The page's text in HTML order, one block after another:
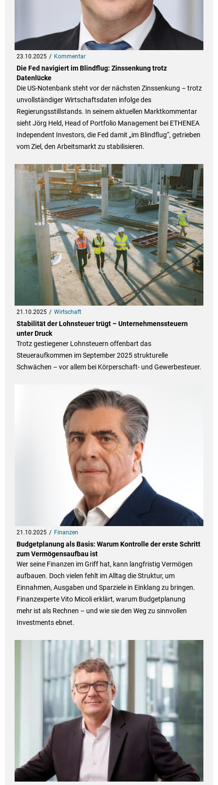
23.10.2025 Kommentar
Die Fed navigiert im Blindflug: Zinssenkung trotz
Datenlücke
Die US-Notenbank steht vor der nächsten Zinssenkung – trotz
unvollständiger Wirtschaftsdaten infolge des
Regierungsstillstands. In seinem aktuellen Marktkommentar
sieht Jörg Held, Head of Portfolio Management bei ETHENEA
Independent Investors, die Fed damit „im Blindflug“, getrieben
vom Ziel, den Arbeitsmarkt zu stabilisieren.
21.10.2025 Wirtschaft
Stabilität der Lohnsteuer trügt – Unternehmenssteuern
unter Druck
Trotz gestiegener Lohnsteuern offenbart das
Steueraufkommen im September 2025 strukturelle
Schwächen – vor allem bei Körperschaft- und Gewerbesteuer.
21.10.2025 Finanzen
Budgetplanung als Basis: Warum Kontrolle der erste Schritt
zum Vermögensaufbau ist
Wer seine Finanzen im Griff hat, kann langfristig Vermögen
aufbauen. Doch vielen fehlt im Alltag die Struktur, um
Einnahmen, Ausgaben und Sparziele in Einklang zu bringen.
Finanzexperte Vito Micoli erklärt, warum Budgetplanung
mehr ist als Rechnen – und wie sie den Weg zu sinnvollen
Investments ebnet.